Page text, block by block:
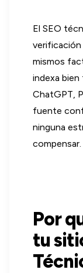
El SEO
verificación
mismos
indexa
ChatGPT,
fuente
ninguna
compensar.
Por
tu